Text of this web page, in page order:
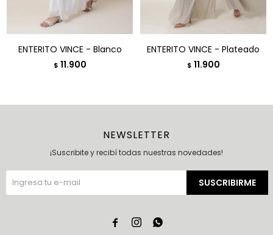
ENTERITO VINCE - Blanco
$ 11.900
ENTERITO VINCE - Plateado
$ 11.900
NEWSLETTER
¡Suscribite y recibí todas nuestras novedades!
SUSCRIBIRME
  